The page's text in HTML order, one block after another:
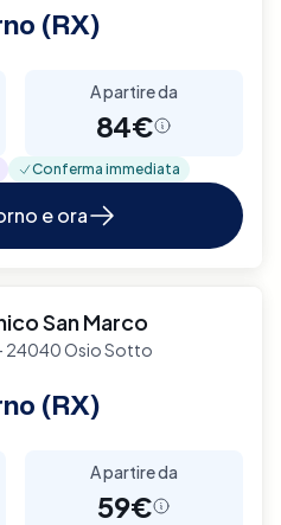
(RX)
A partire da
84€
Conferma immediata
e ora
San Marco
24040 Osio Sotto
(RX)
A partire da
59€